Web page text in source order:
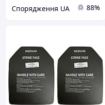
Спорядження UA 88%